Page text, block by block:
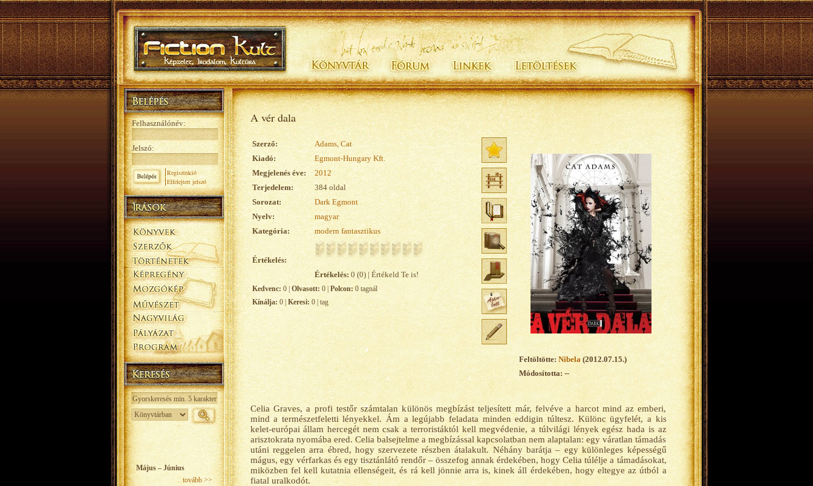
Felhasználónév:
Jelszó:
Regisztráció
Elfelejtett jelszó
Május – Június
tovább >>
A vér dala
Feltöltötte: Nibela(2012.07.15.)
Módosította: --
Szerző:
Adams, Cat
Kiadó:
Egmont-Hungary Kft.
Megjelenés éve:
2012
Terjedelem:
384 oldal
Sorozat:
Dark Egmont
Nyelv:
magyar
Kategória:
modern fantasztikus
Értékelés:
Értékelés:0 (0) | Értékeld Te is!
Kedvenc: 0 | Olvasott: 0 | Polcon: 0 tagnál
Kínálja: 0 | Keresi: 0 | tag
Celia Graves, a profi testőr számtalan különös megbízást teljesített már, felvéve a harcot mind az emberi,
mind a természetfeletti lényekkel. Ám a legújabb feladata minden eddigin túltesz. Különc ügyfelét, a kis
kelet-európai állam hercegét nem csak a terroristáktól kell megvédenie, a túlvilági lények egész hada is az
arisztokrata nyomába ered. Celia balsejtelme a megbízással kapcsolatban nem alaptalan: egy váratlan támadás
utáni reggelen arra ébred, hogy szervezete részben átalakult. Néhány barátja – egy különleges képességű
mágus, egy vérfarkas és egy tisztánlátó rendőr – összefog annak érdekében, hogy Celia túlélje a támadásokat,
miközben fel kell kutatnia ellenségeit, és rá kell jönnie arra is, kinek áll érdekében, hogy eltegye az útból a
fiatal uralkodót.